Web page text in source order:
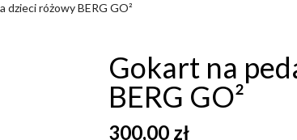
dzieci różowy BERG GO²
Gokart na
BERG GO²
300,00 zł